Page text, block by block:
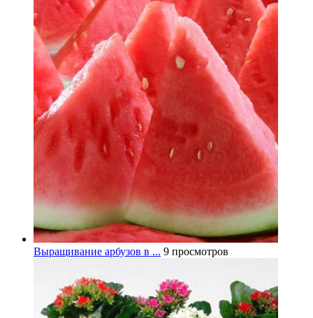
Выращивание арбузов в ... 9 просмотров